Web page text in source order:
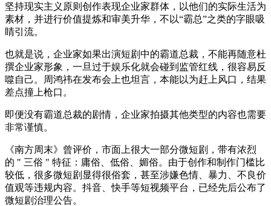
坚持现实主义原则创作表现企业家群体，以他们的实际生活为
素材，并进行价值提炼和审美升华，不以“霸总”之类的字眼吸
睛引流。
也就是说，企业家如果出演短剧中的霸道总裁，不能再随意杜
撰企业家形象，一旦过于娱乐化就会碰到监管红线，很容易反
噬自己。周鸿祎在发布会上也坦言，本能以为赶上风口，结果
差点撞上枪口。
即便没有霸道总裁的剧情，企业家拍摄其他类型的内容也需要
非常谨慎。
《南方周末》曾评价，市面上很大一部分微短剧，带有浓烈
的 " 三俗 " 特征：庸俗、低俗、媚俗。由于创作和制作门槛比
较低，很多微短剧显得很俗套，甚至涉嫌色情、暴力、不良价
值观等违规内容。抖音、快手等短视频平台，已经先后公布了
微短剧治理公告。